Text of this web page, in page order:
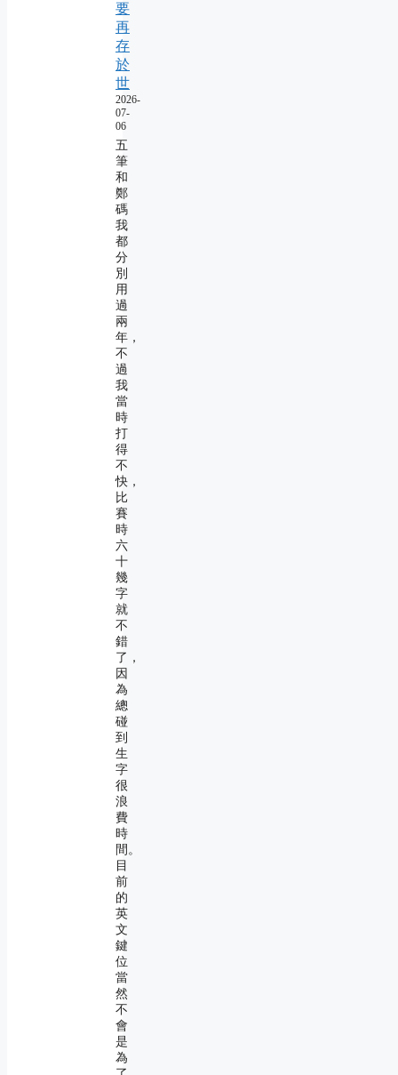
要
再
存
於
世
2026-
07-
06
五
筆
和
鄭
碼
我
都
分
別
用
過
兩
年，
不
過
我
當
時
打
得
不
快，
比
賽
時
六
十
幾
字
就
不
錯
了，
因
為
總
碰
到
生
字
很
浪
費
時
間。
目
前
的
英
文
鍵
位
當
然
不
會
是
為